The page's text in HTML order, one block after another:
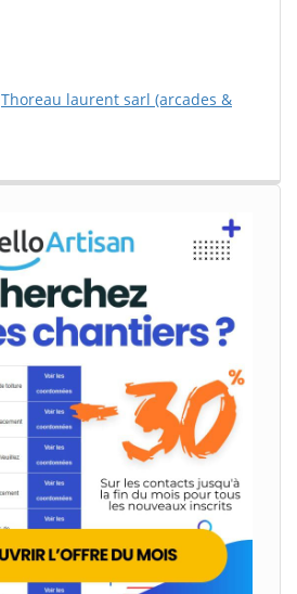
Thoreau laurent sarl (arcades &